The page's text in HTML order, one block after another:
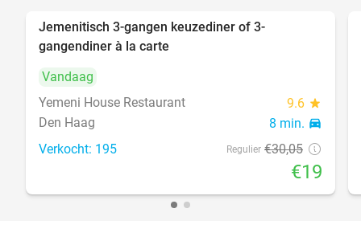
Jemenitisch 3-gangen keuzediner of 3-
gangendiner à la carte
Vandaag
Yemeni House Restaurant
9.6 star
Den Haag 8 min. directions_car
Verkocht: 195 Regulier €30,05
€19